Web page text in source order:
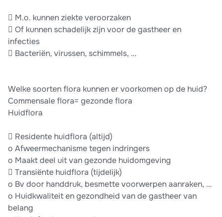
 M.o. kunnen ziekte veroorzaken
 Of kunnen schadelijk zijn voor de gastheer en
infecties
 Bacteriën, virussen, schimmels, …
Welke soorten flora kunnen er voorkomen op de huid?
Commensale flora= gezonde flora
Huidflora
 Residente huidflora (altijd)
o Afweermechanisme tegen indringers
o Maakt deel uit van gezonde huidomgeving
 Transiënte huidflora (tijdelijk)
o Bv door handdruk, besmette voorwerpen aanraken, …
o Huidkwaliteit en gezondheid van de gastheer van
belang